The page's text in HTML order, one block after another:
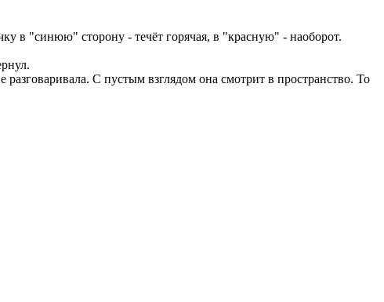
в "синюю" сторону - течёт горячая, в "красную" - наоборот.
С пустым взглядом она смотрит в пространство. То